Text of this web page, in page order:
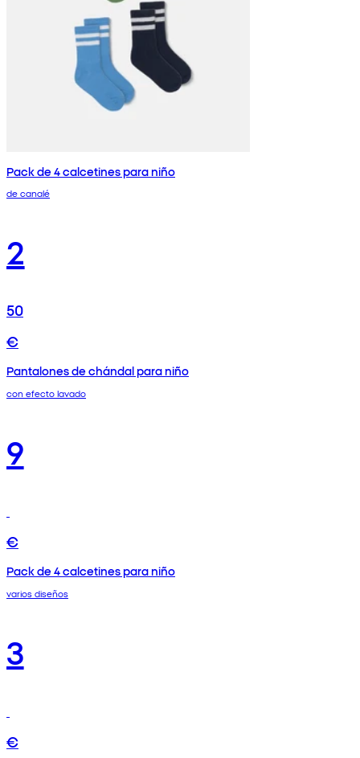
Pack de 4 calcetines para niño
de canalé
2
50
€
Pantalones de chándal para niño
con efecto lavado
9
€
Pack de 4 calcetines para niño
varios diseños
3
€